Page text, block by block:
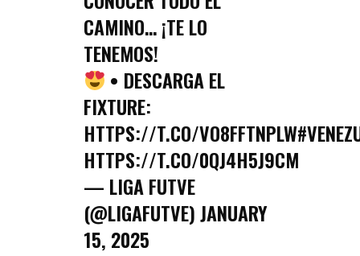
CAMINO… ¡TE LO
TENEMOS!
• DESCARGA EL
FIXTURE:
HTTPS://T.CO/VO8FFTNPLW
HTTPS://T.CO/0QJ4H5J9CM
— LIGA FUTVE
(@LIGAFUTVE)JANUARY
15, 2025